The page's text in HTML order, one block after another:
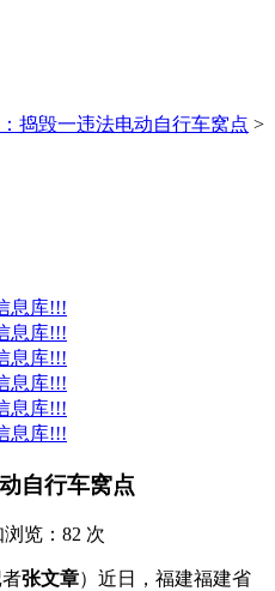
捣毁一违法电动自行车窝点 >
息库!!!
息库!!!
息库!!!
息库!!!
息库!!!
息库!!!
自行车窝点
浏览：82 次
张文章）近日，福建福建省